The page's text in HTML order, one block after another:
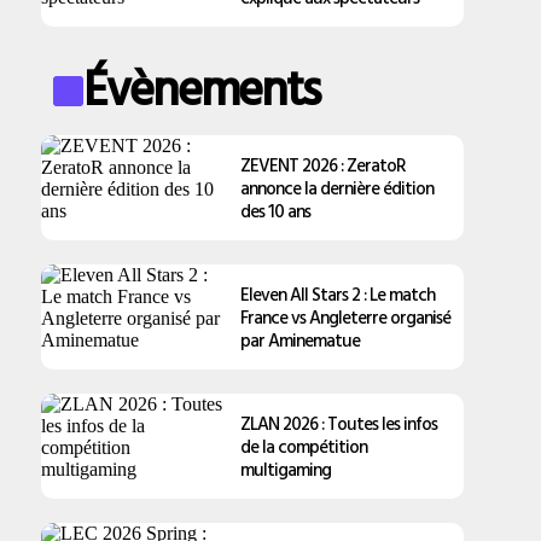
Évènements
ZEVENT 2026 : ZeratoR
annonce la dernière édition
des 10 ans
Eleven All Stars 2 : Le match
France vs Angleterre organisé
par Aminematue
ZLAN 2026 : Toutes les infos
de la compétition
multigaming